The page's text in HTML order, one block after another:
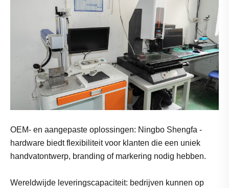
OEM- en aangepaste oplossingen: Ningbo Shengfa -
hardware biedt flexibiliteit voor klanten die een uniek
handvatontwerp, branding of markering nodig hebben.
Wereldwijde leveringscapaciteit: bedrijven kunnen op